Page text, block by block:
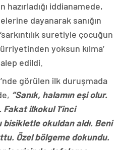
hazırladığı iddianamede,
dayanarak sanığın
suretiyle çocuğun
yoksun kılma’
edildi.
görülen ilk duruşmada
“Sanık, halamın eşi olur.
ilkokul 1’inci
bisikletle okuldan aldı. Beni
Özel bölgeme dokundu.